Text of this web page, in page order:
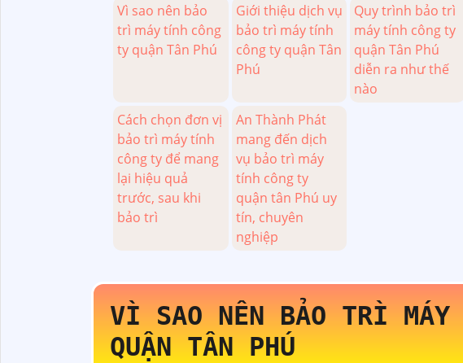
Vì sao nên bảo
trì máy tính công
ty quận Tân Phú
Giới thiệu dịch vụ
bảo trì máy tính
công ty quận Tân
Phú
Quy trình bảo trì
máy tính công ty
quận Tân Phú
diễn ra như thế
nào
Cách chọn đơn vị
bảo trì máy tính
công ty để mang
lại hiệu quả
trước, sau khi
bảo trì
An Thành Phát
mang đến dịch
vụ bảo trì máy
tính công ty
quận tân Phú uy
tín, chuyên
nghiệp
VÌ SAO NÊN BẢO TRÌ MÁY
QUẬN TÂN PHÚ